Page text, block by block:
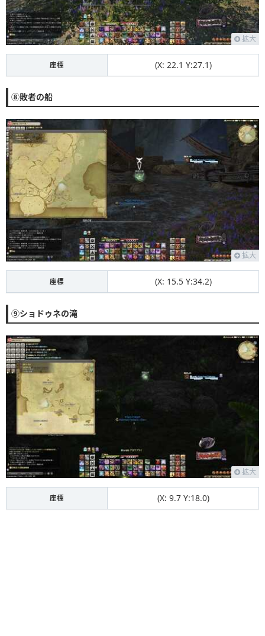
拡大
座標 (X: 22.1 Y:27.1)
⑧敗者の船
拡大
座標 (X: 15.5 Y:34.2)
⑨ショドゥネの滝
拡大
座標 (X: 9.7 Y:18.0)